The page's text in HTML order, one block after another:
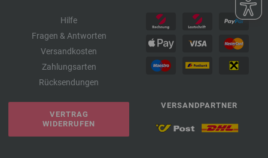
Hilfe
Fragen & Antworten
Versandkosten
Zahlungsarten
Rücksendungen
VERTRAG
WIDERRUFEN
VERSANDPARTNER